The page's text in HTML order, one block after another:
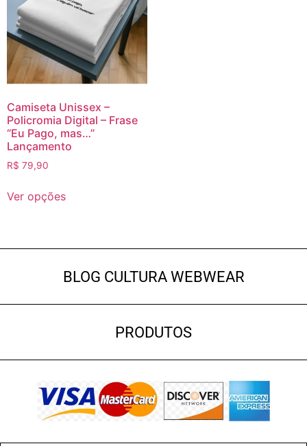
Camiseta Unissex –
Policromia Digital – Frase
“Eu Pago, mas…”
Lançamento
R$ 79,90
Ver opções
BLOG CULTURA WEBWEAR
PRODUTOS